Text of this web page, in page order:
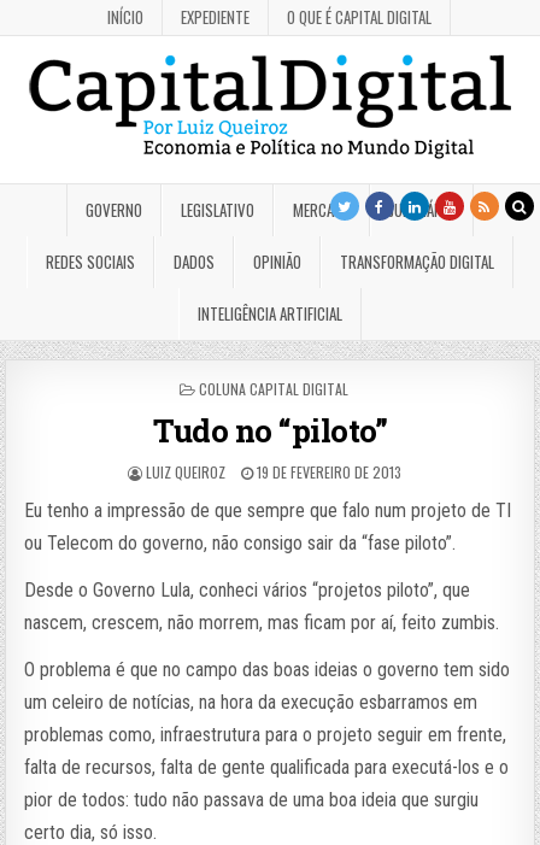
INÍCIO EXPEDIENTE O QUE É CAPITAL DIGITAL
GOVERNO LEGISLATIVO MERCADO JUDICIÁRIO
REDES SOCIAIS DADOS OPINIÃO TRANSFORMAÇÃO DIGITAL
INTELIGÊNCIA ARTIFICIAL
POSTED
COLUNA CAPITAL DIGITAL
Tudo no “piloto”
LUIZ QUEIROZ 19 DE FEVEREIRO DE 2013
Eu tenho a impressão de que sempre que falo num projeto de TI
ou Telecom do governo, não consigo sair da “fase piloto”.
Desde o Governo Lula, conheci vários “projetos piloto”, que
nascem, crescem, não morrem, mas ficam por aí, feito zumbis.
O problema é que no campo das boas ideias o governo tem sido
um celeiro de notícias, na hora da execução esbarramos em
problemas como, infraestrutura para o projeto seguir em frente,
falta de recursos, falta de gente qualificada para executá-los e o
pior de todos: tudo não passava de uma boa ideia que surgiu
certo dia, só isso.